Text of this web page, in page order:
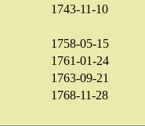
1743-11-10
1758-05-15
1761-01-24
1763-09-21
1768-11-28